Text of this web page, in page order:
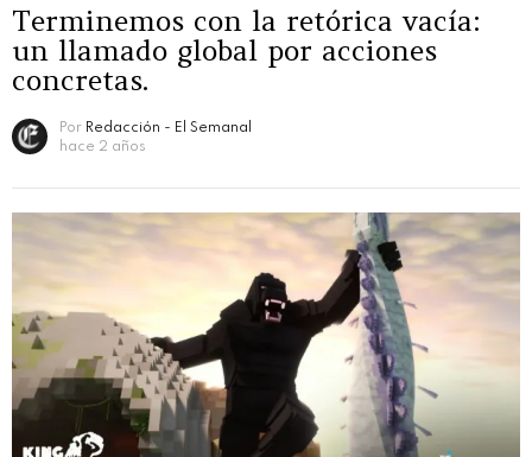
Terminemos con la retórica vacía:
un llamado global por acciones
concretas.
Por Redacción - El Semanal
hace 2 años